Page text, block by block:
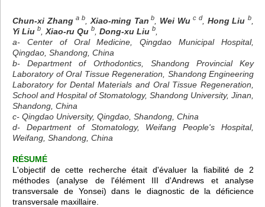
Chun-xi Zhang a b Xiao-ming Tan b Wei Wu c d Hong Liu b
Yi Liu b Xiao-ru Qu b Dong-xu Liu b
a- Center of Oral Medicine, Qingdao Municipal Hospital,
Qingdao, Shandong, China
b- Department of Orthodontics, Shandong Provincial Key
Laboratory of Oral Tissue Regeneration, Shandong Engineering
Laboratory for Dental Materials and Oral Tissue Regeneration,
School and Hospital of Stomatology, Shandong University, Jinan,
Shandong, China
c- Qingdao University, Qingdao, Shandong, China
d- Department of Stomatology, Weifang People's Hospital,
Weifang, Shandong, China
RÉSUMÉ
L'objectif de cette recherche était d'évaluer la fiabilité de 2
méthodes (analyse de l'élément III d'Andrews et analyse
transversale de Yonsei) dans le diagnostic de la déficience
transversale maxillaire.